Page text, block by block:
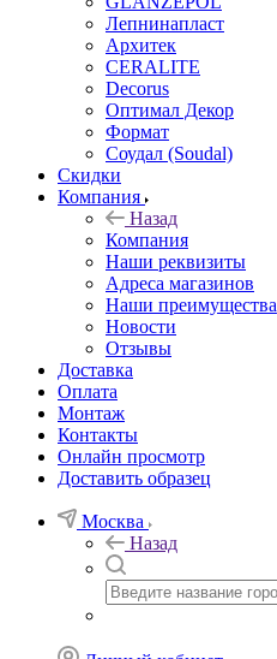
Лепнинапласт
Архитек
CERALITE
Decorus
Оптимал Декор
Формат
Соудал (Soudal)
Скидки
Компания
Назад
Компания
Наши реквизиты
Адреса магазинов
Наши преимущества
Новости
Отзывы
Доставка
Оплата
Монтаж
Контакты
Онлайн просмотр
Доставить образец
Москва
Назад